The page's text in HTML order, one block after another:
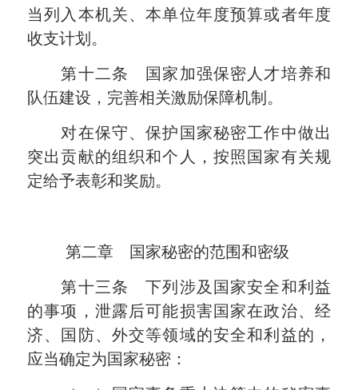
当列入本机关、本单位年度预算或者年度
收支计划。
第十二条 国家加强保密人才培养和
队伍建设，完善相关激励保障机制。
对在保守、保护国家秘密工作中做出
突出贡献的组织和个人，按照国家有关规
定给予表彰和奖励。
第二章 国家秘密的范围和密级
第十三条 下列涉及国家安全和利益
的事项，泄露后可能损害国家在政治、经
济、国防、外交等领域的安全和利益的，
应当确定为国家秘密：